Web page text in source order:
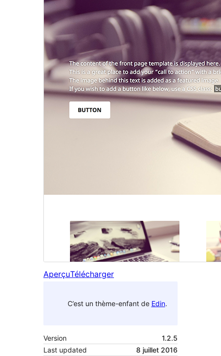
AperçuTélécharger
C’est un thème-enfant de Edin.
Version
1.2.5
Last updated
8 juillet 2016